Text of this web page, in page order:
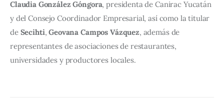
Claudia González Góngora, presidenta de Canirac Yucatán
y del Consejo Coordinador Empresarial, así como la titular
de Secihti, Geovana Campos Vázquez, además de
representantes de asociaciones de restaurantes,
universidades y productores locales.